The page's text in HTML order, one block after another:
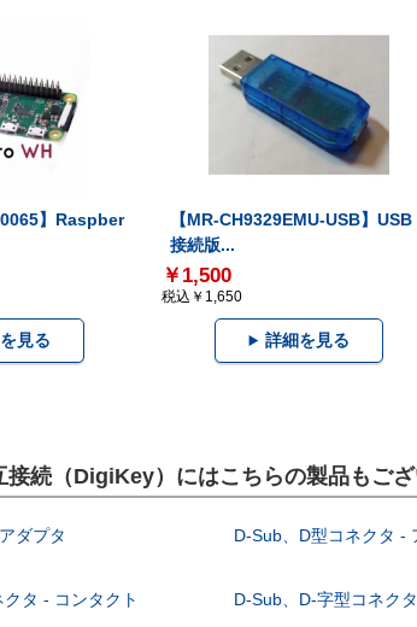
】Raspber
見る
【MR-CH9329EMU-USB】USB
接続版...
￥1,500
税込￥1,650
詳細を見る
接続（DigiKey）にはこちらの製品もござ
ダプタ D-Sub、D型コネクタ -
タ - コンタクト D-Sub、D-字型コネク